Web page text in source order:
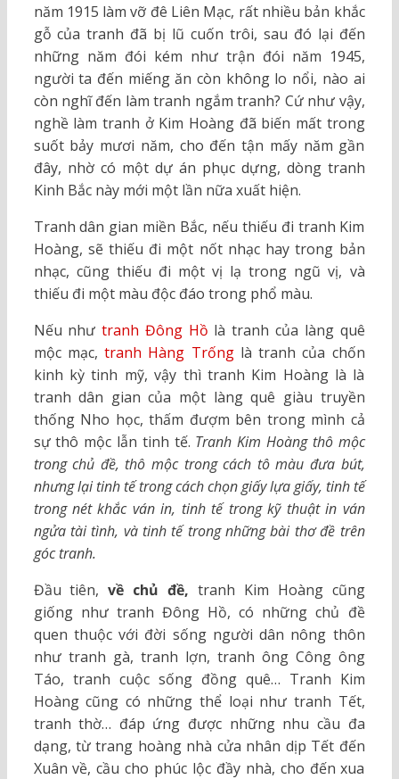
năm 1915 làm vỡ đê Liên Mạc, rất nhiều bản khắc
gỗ của tranh đã bị lũ cuốn trôi, sau đó lại đến
những năm đói kém như trận đói năm 1945,
người ta đến miếng ăn còn không lo nổi, nào ai
còn nghĩ đến làm tranh ngắm tranh? Cứ như vậy,
nghề làm tranh ở Kim Hoàng đã biến mất trong
suốt bảy mươi năm, cho đến tận mấy năm gần
đây, nhờ có một dự án phục dựng, dòng tranh
Kinh Bắc này mới một lần nữa xuất hiện.
Tranh dân gian miền Bắc, nếu thiếu đi tranh Kim
Hoàng, sẽ thiếu đi một nốt nhạc hay trong bản
nhạc, cũng thiếu đi một vị lạ trong ngũ vị, và
thiếu đi một màu độc đáo trong phổ màu.
Nếu nhưtranh Đông Hồ là tranh của làng quê
mộc mạc, tranh Hàng Trốnglà tranh của chốn
kinh kỳ tinh mỹ, vậy thì tranh Kim Hoàng là là
tranh dân gian của một làng quê giàu truyền
thống Nho học, thấm đượm bên trong mình cả
sự thô mộc lẫn tinh tế. Tranh Kim Hoàng thô mộc
trong chủ đề, thô mộc trong cách tô màu đưa bút,
nhưng lại tinh tế trong cách chọn giấy lựa giấy, tinh tế
trong nét khắc ván in, tinh tế trong kỹ thuật in ván
ngửa tài tình, và tinh tế trong những bài thơ đề trên
góc tranh.
Đầu tiên,về chủ đề, tranh Kim Hoàng cũng
giống như tranh Đông Hồ, có những chủ đề
quen thuộc với đời sống người dân nông thôn
như tranh gà, tranh lợn, tranh ông Công ông
Táo, tranh cuộc sống đồng quê… Tranh Kim
Hoàng cũng có những thể loại như tranh Tết,
tranh thờ… đáp ứng được những nhu cầu đa
dạng, từ trang hoàng nhà cửa nhân dịp Tết đến
Xuân về, cầu cho phúc lộc đầy nhà, cho đến xua